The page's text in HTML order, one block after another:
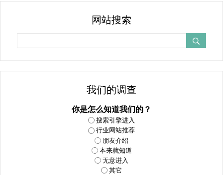
网站搜索
我们的调查
你是怎么知道我们的？
搜索引擎进入
行业网站推荐
朋友介绍
本来就知道
无意进入
其它